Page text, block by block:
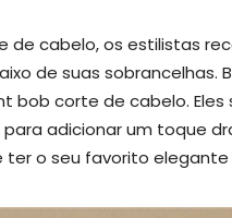
cabelo, os estilistas
de suas sobrancelhas.
bob corte de cabelo.
adicionar um toque
o seu favorito